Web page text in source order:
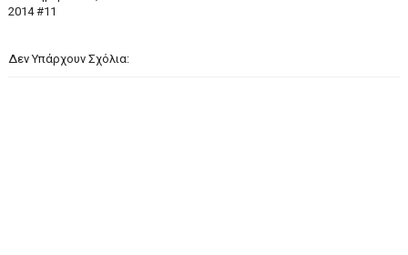
2014 #11
Δεν Υπάρχουν Σχόλια: